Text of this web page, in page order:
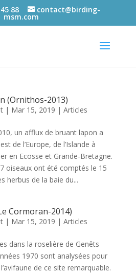
88 contact@birding-
msm.com
(Ornithos-2013)
| Mar 15, 2019 | Articles
un afflux de bruant lapon a
de l’Europe, de l’Islande à
en Ecosse et Grande-Bretagne.
oiseaux ont été comptés le 15
herbus de la baie du...
Cormoran-2014)
| Mar 15, 2019 | Articles
dans la roselière de Genêts
1970 sont analysées pour
de ce site remarquable.